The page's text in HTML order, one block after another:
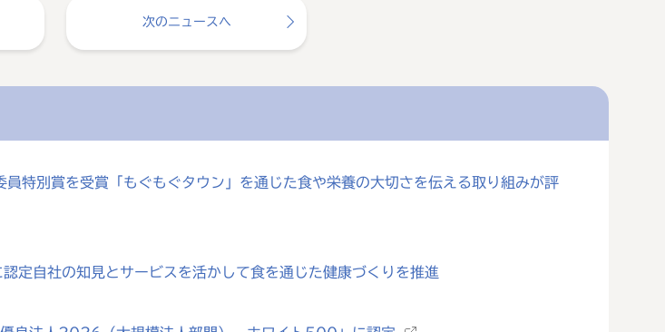
次のニュースへ
特別賞を受賞「もぐもぐタウン」を通じた食や栄養の大切さを伝える取り組みが評
自社の知見とサービスを活かして食を通じた健康づくりを推進